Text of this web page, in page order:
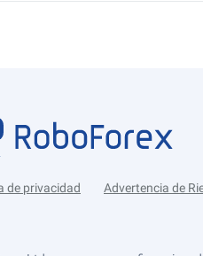
de privacidad Advertencia de